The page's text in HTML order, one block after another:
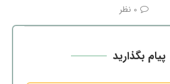
0 نظر
پیام بگذارید